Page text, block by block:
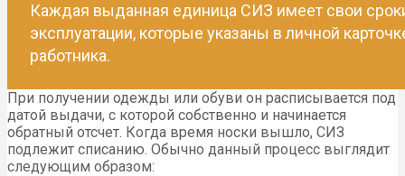
Каждая выданная единица СИЗ имеет свои
эксплуатации, которые указаны в личной
работника.
При получении одежды или обуви он расписывается под
датой выдачи, с которой собственно и начинается
обратный отсчет. Когда время носки вышло, СИЗ
подлежит списанию. Обычно данный процесс выглядит
следующим образом: